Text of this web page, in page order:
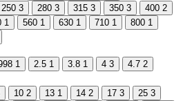
250 3 280 3 315 3 350 3 400 2
1 560 1 630 1 710 1 800 1
1 2.5 1 3.8 1 4 3 4.7 2
10 2 13 1 14 2 17 3 25 3